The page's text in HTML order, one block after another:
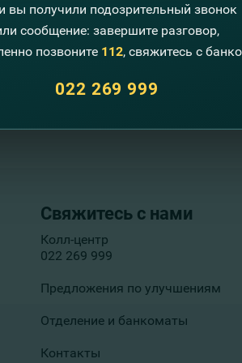
обработки и
Свяжитесь с нами
Колл-центр
022 269 999
Предложения по улучшениям
Отделение и банкоматы
Контакты
вы получили подозрительный звонок
сообщение: завершите разговор,
позвоните 112, свяжитесь с
022 269 999